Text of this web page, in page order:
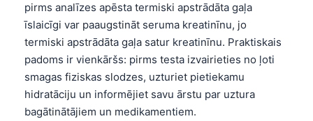
pirms analīzes apēsta termiski apstrādāta gaļa
īslaicīgi var paaugstināt seruma kreatinīnu, jo
termiski apstrādāta gaļa satur kreatinīnu. Praktiskais
padoms ir vienkāršs: pirms testa izvairieties no ļoti
smagas fiziskas slodzes, uzturiet pietiekamu
hidratāciju un informējiet savu ārstu par uztura
bagātinātājiem un medikamentiem.
Español
Português
Ελληνικά
Türkçe
Română